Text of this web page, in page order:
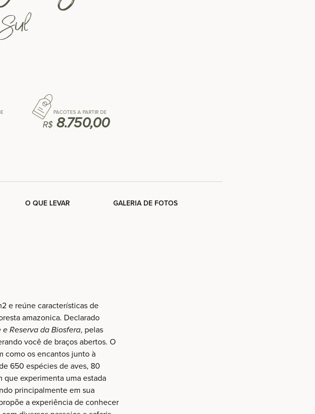
PACOTES A PARTIR DE
R$ 8.750,00
O QUE LEVAR GALERIA DE FOTOS
e reúne características de
amazonica. Declarado
Reserva da Biosfera, pelas
você de braços abertos. O
como os encantos junto à
650 espécies de aves, 80
que experimenta uma estada
principalmente em sua
a experiência de conhecer